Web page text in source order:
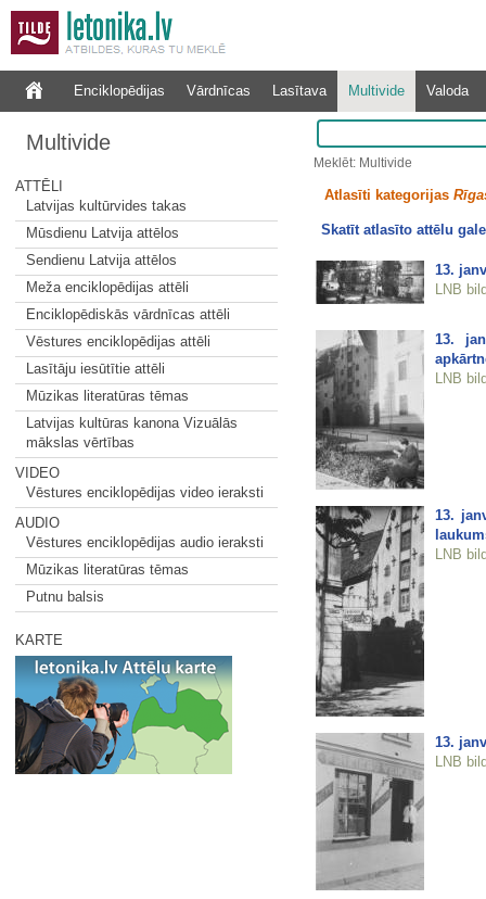
Enciklopēdijas Vārdnīcas Lasītava Multivide Valoda
Multivide
ATTĒLI
Latvijas kultūrvides takas
Mūsdienu Latvija attēlos
Sendienu Latvija attēlos
Meža enciklopēdijas attēli
Enciklopēdiskās vārdnīcas attēli
Vēstures enciklopēdijas attēli
Lasītāju iesūtītie attēli
Mūzikas literatūras tēmas
Latvijas kultūras kanona Vizuālās
mākslas vērtības
VIDEO
Vēstures enciklopēdijas video ieraksti
AUDIO
Vēstures enciklopēdijas audio ieraksti
Mūzikas literatūras tēmas
Putnu balsis
KARTE
Meklēt: Multivide
Atlasīti kategorijas
Skatīt atlasīto attēlu
13.
LNB
13.
LNB
13.
LNB
13.
LNB